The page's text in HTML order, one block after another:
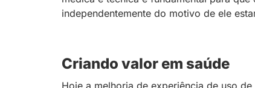
independentemente do motivo de ele
Criando valor em saúde